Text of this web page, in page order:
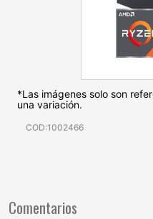
*Las imágenes solo son
una variación.
COD:1002466
Comentarios